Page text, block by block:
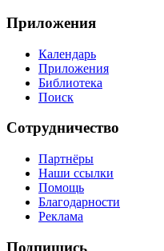
Приложения
Календарь
Приложения
Библиотека
Поиск
Сотрудничество
Партнёры
Наши ссылки
Помощь
Благодарности
Реклама
Подпишись